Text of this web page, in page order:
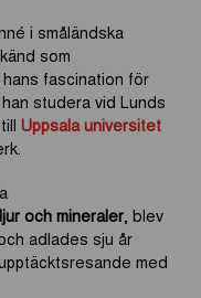
i småländska
som
fascination för
studera vid Lunds
Uppsala universitet
och mineraler, blev
adlades sju år
med